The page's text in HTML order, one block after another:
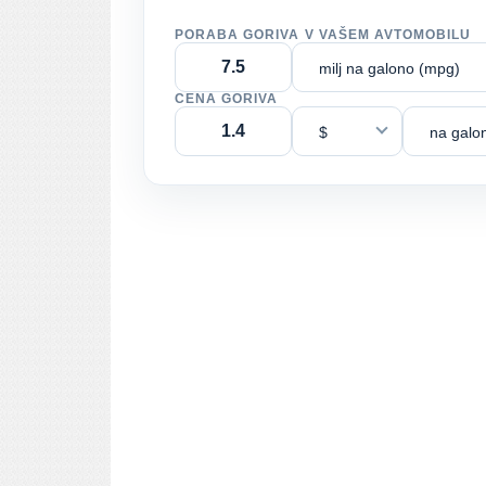
PORABA GORIVA V VAŠEM AVTOMOBILU
milj na galono (mpg)
CENA GORIVA
$ na